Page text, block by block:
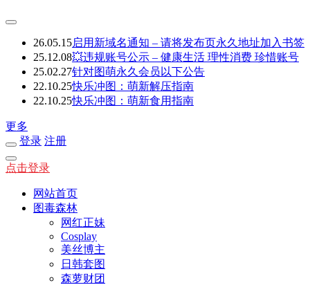
26.05.15启用新域名通知 – 请将发布页永久地址加入书签
25.12.08💥违规账号公示 – 健康生活 理性消费 珍惜账号
25.02.27针对图萌永久会员以下公告
22.10.25快乐冲图：萌新解压指南
22.10.25快乐冲图：萌新食用指南
更多
登录 注册
点击登录
网站首页
图毒森林
网红正妹
Cosplay
美丝博主
日韩套图
森萝财团